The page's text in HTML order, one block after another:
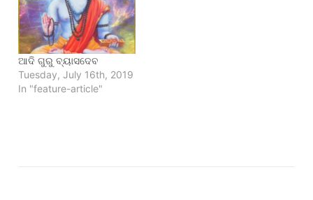
ସେସବୁ ତତ୍ତ୍ଵ ମଧ୍ୟରେ
ସଙ୍ଗତ ରକ୍ଷା କରିବା ଏକ
ଆୟାସ ସାଧ୍ୟ ବ୍ୟାପାର ।
ସୁଦର୍ଶନଙ୍କ ବର୍ଣ୍ଣନା କେଉଁଠି
ଶିବ ତ କେଉଁଠି ଦେବଶିଳ୍ପୀ…
ଆଦି ଗୁରୁ ବ୍ୟାସଦେବ
Tuesday, July 16th, 2019
In "feature-article"